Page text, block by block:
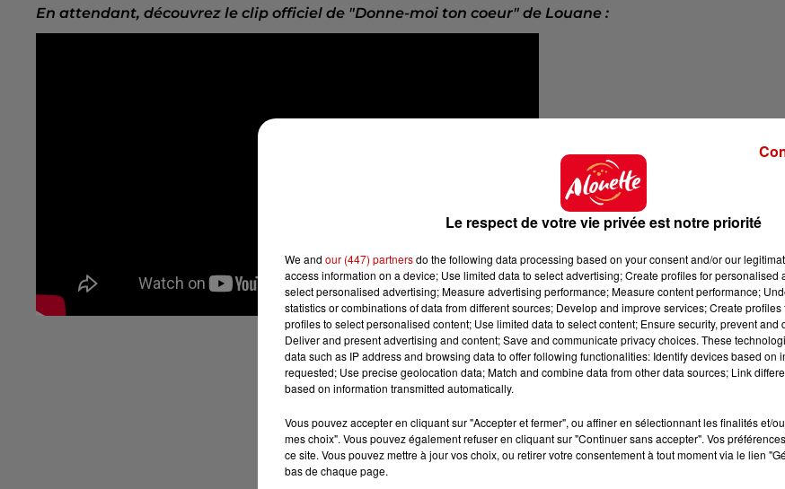
En attendant, découvrez le clip officiel de "Donne-moi ton coeur" de Louane :
Le respect de votre vie privée est notre priorité
We and our (447) partnersdo the following data processing based on your consent and/or our
access information on a device; Use limited data to select advertising; Create profiles for personalised
select personalised advertising; Measure advertising performance; Measure content performance;
statistics or combinations of data from different sources; Develop and improve services; Create
profiles to select personalised content; Use limited data to select content; Ensure security, prevent and
Deliver and present advertising and content; Save and communicate privacy choices. These
data such as IP address and browsing data to offer following functionalities: Identify devices based on
requested; Use precise geolocation data; Match and combine data from other data sources; Link
based on information transmitted automatically.
Vous pouvez accepter en cliquant sur "Accepter et fermer", ou affiner en sélectionnant les finalités et/
mes choix". Vous pouvez également refuser en cliquant sur "Continuer sans accepter". Vos
ce site. Vous pouvez mettre à jour vos choix, ou retirer votre consentement à tout moment via le lien
bas de chaque page.